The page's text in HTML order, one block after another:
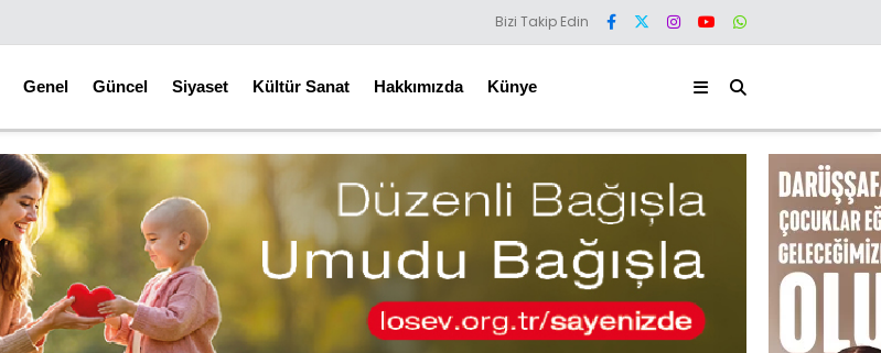
Bizi Takip Edin
Genel Güncel Siyaset Kültür Sanat Hakkımızda Künye